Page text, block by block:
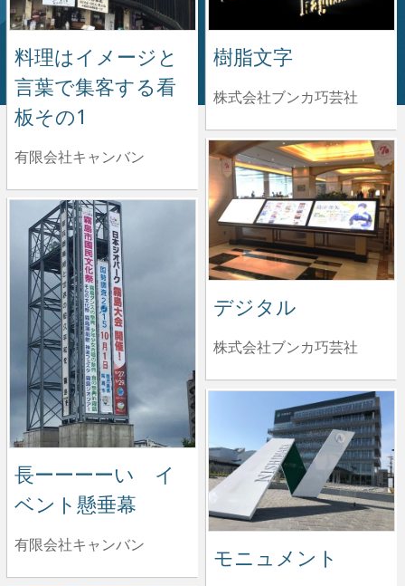
料理はイメージと
言葉で集客する看
板その1
有限会社キャンバン
樹脂文字
株式会社ブンカ巧芸社
デジタル
株式会社ブンカ巧芸社
長ーーーーい イ
ベント懸垂幕
有限会社キャンバン モニュメント